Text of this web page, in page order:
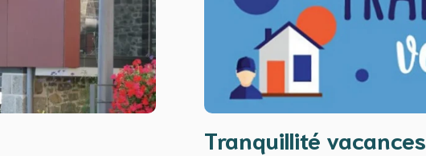
Tranquillité vacances